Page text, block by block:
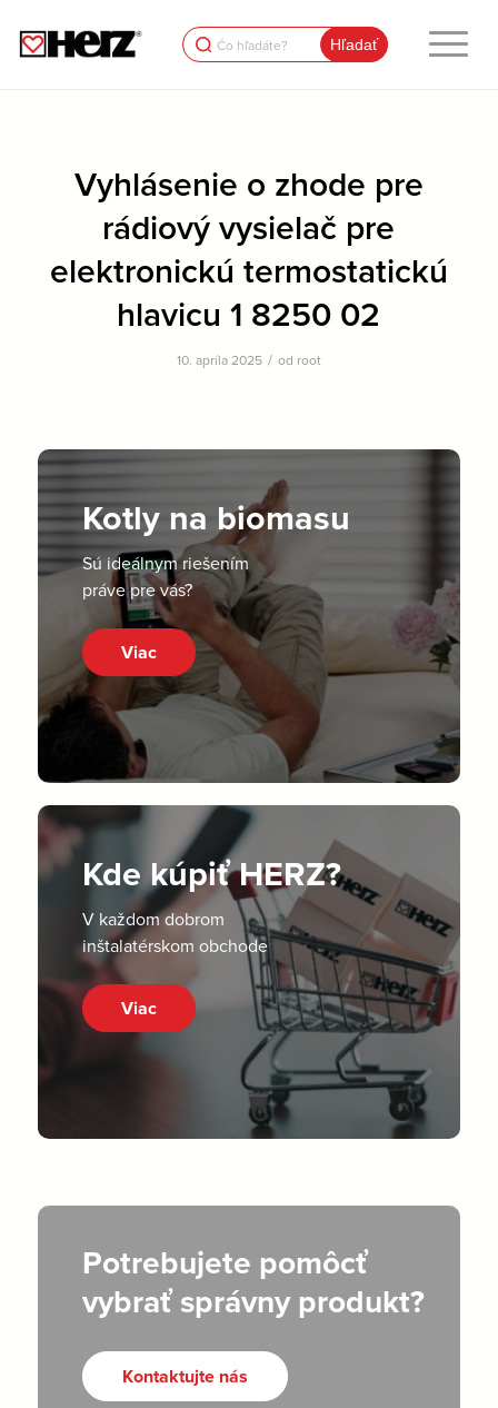
Search
for:
Vyhlásenie o zhode pre
rádiový vysielač pre
elektronickú termostatickú
hlavicu 1 8250 02
10. apríla 2025 / od root
Kotly na biomasu
Sú ideálnym riešením
práve pre vás?
Viac
Kde kúpiť HERZ?
V každom dobrom
inštalatérskom obchode
Viac
Potrebujete pomôcť
vybrať správny produkt?
Kontaktujte nás